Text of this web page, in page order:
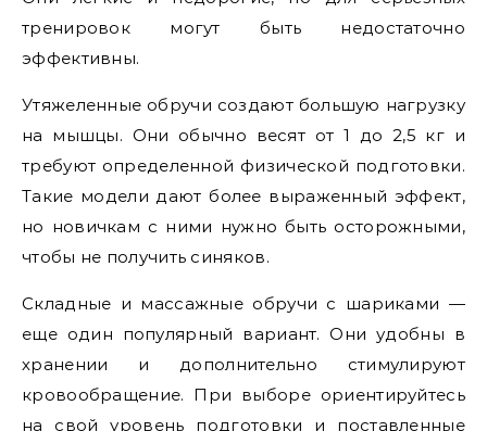
тренировок могут быть недостаточно
эффективны.
Утяжеленные обручи создают большую нагрузку
на мышцы. Они обычно весят от 1 до 2,5 кг и
требуют определенной физической подготовки.
Такие модели дают более выраженный эффект,
но новичкам с ними нужно быть осторожными,
чтобы не получить синяков.
Складные и массажные обручи с шариками —
еще один популярный вариант. Они удобны в
хранении и дополнительно стимулируют
кровообращение. При выборе ориентируйтесь
на свой уровень подготовки и поставленные